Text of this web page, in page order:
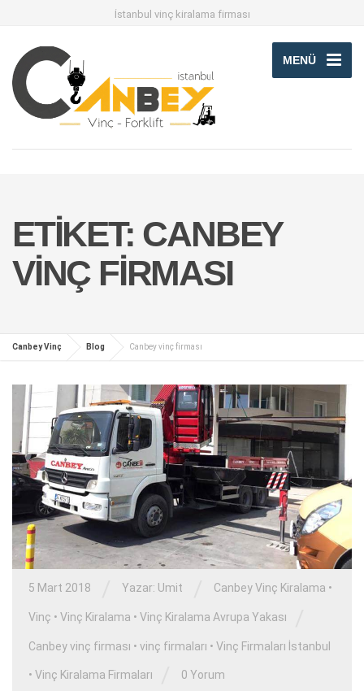
İstanbul vinç kiralama firması
MENÜ
ETIKET: CANBEY
VINÇ FIRMASI
Canbey Vinç Blog Canbey vinç firması
5 Mart 2018 Yazar: Umit Canbey Vinç Kiralama •
Vinç • Vinç Kiralama • Vinç Kiralama Avrupa Yakası
Canbey vinç firması • vinç firmaları • Vinç Firmaları İstanbul
• Vinç Kiralama Firmaları 0 Yorum